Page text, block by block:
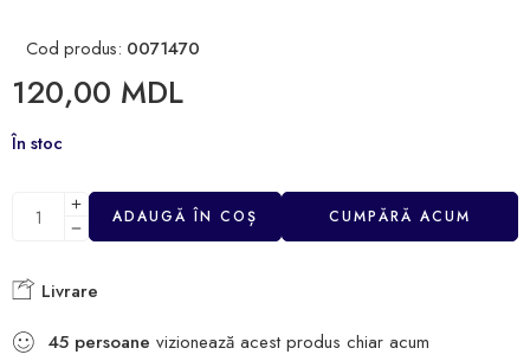
Cod produs: 0071470
120,00 MDL
În stoc
ADAUGĂ ÎN COȘ CUMPĂRĂ ACUM
Livrare
45 persoane vizionează acest produs chiar acum